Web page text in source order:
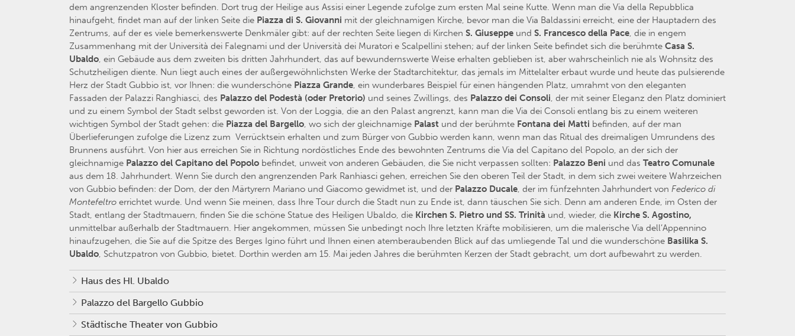
dem angrenzenden Kloster befinden. Dort trug der Heilige aus Assisi einer Legende zufolge zum ersten Mal seine Kutte. Wenn man die Via della Repubblica
hinaufgeht, findet man auf der linken Seite die Piazza di S. Giovanni mit der gleichnamigen Kirche, bevor man die Via Baldassini erreicht, eine der Hauptadern des
Zentrums, auf der es viele bemerkenswerte Denkmäler gibt: auf der rechten Seite liegen di Kirchen S. Giuseppe und S. Francesco della Pace, die in engem
Zusammenhang mit der Università dei Falegnami und der Università dei Muratori e Scalpellini stehen; auf der linken Seite befindet sich die berühmte Casa S.
Ubaldo, ein Gebäude aus dem zweiten bis dritten Jahrhundert, das auf bewundernswerte Weise erhalten geblieben ist, aber wahrscheinlich nie als Wohnsitz des
Schutzheiligen diente. Nun liegt auch eines der außergewöhnlichsten Werke der Stadtarchitektur, das jemals im Mittelalter erbaut wurde und heute das pulsierende
Herz der Stadt Gubbio ist, vor Ihnen: die wunderschöne Piazza Grande, ein wunderbares Beispiel für einen hängenden Platz, umrahmt von den eleganten
Fassaden der Palazzi Ranghiasci, des Palazzo del Podestà (oder Pretorio) und seines Zwillings, des Palazzo dei Consoli, der mit seiner Eleganz den Platz dominiert
und zu einem Symbol der Stadt selbst geworden ist. Von der Loggia, die an den Palast angrenzt, kann man die Via dei Consoli entlang bis zu einem weiteren
wichtigen Symbol der Stadt gehen: die Piazza del Bargello, wo sich der gleichnamige Palast und der berühmte Fontana dei Matti befinden, auf der man
Überlieferungen zufolge die Lizenz zum Verrücktsein erhalten und zum Bürger von Gubbio werden kann, wenn man das Ritual des dreimaligen Umrundens des
Brunnens ausführt. Von hier aus erreichen Sie in Richtung nordöstliches Ende des bewohnten Zentrums die Via del Capitano del Popolo, an der sich der
gleichnamige Palazzo del Capitano del Popolo befindet, unweit von anderen Gebäuden, die Sie nicht verpassen sollten: Palazzo Beni und das Teatro Comunale
aus dem 18. Jahrhundert. Wenn Sie durch den angrenzenden Park Ranhiasci gehen, erreichen Sie den oberen Teil der Stadt, in dem sich zwei weitere Wahrzeichen
von Gubbio befinden: der Dom, der den Märtyrern Mariano und Giacomo gewidmet ist, und der Palazzo Ducale, der im fünfzehnten Jahrhundert von Federico di
Montefeltro errichtet wurde. Und wenn Sie meinen, dass Ihre Tour durch die Stadt nun zu Ende ist, dann täuschen Sie sich. Denn am anderen Ende, im Osten der
Stadt, entlang der Stadtmauern, finden Sie die schöne Statue des Heiligen Ubaldo, die Kirchen S. Pietro und SS. Trinità und, wieder, die Kirche S. Agostino,
unmittelbar außerhalb der Stadtmauern. Hier angekommen, müssen Sie unbedingt noch Ihre letzten Kräfte mobilisieren, um die malerische Via dell’Appennino
hinaufzugehen, die Sie auf die Spitze des Berges Igino führt und Ihnen einen atemberaubenden Blick auf das umliegende Tal und die wunderschöne Basilika S.
Ubaldo, Schutzpatron von Gubbio, bietet. Dorthin werden am 15. Mai jeden Jahres die berühmten Kerzen der Stadt gebracht, um dort aufbewahrt zu werden.
Haus des Hl. Ubaldo
Palazzo del Bargello Gubbio
Städtische Theater von Gubbio